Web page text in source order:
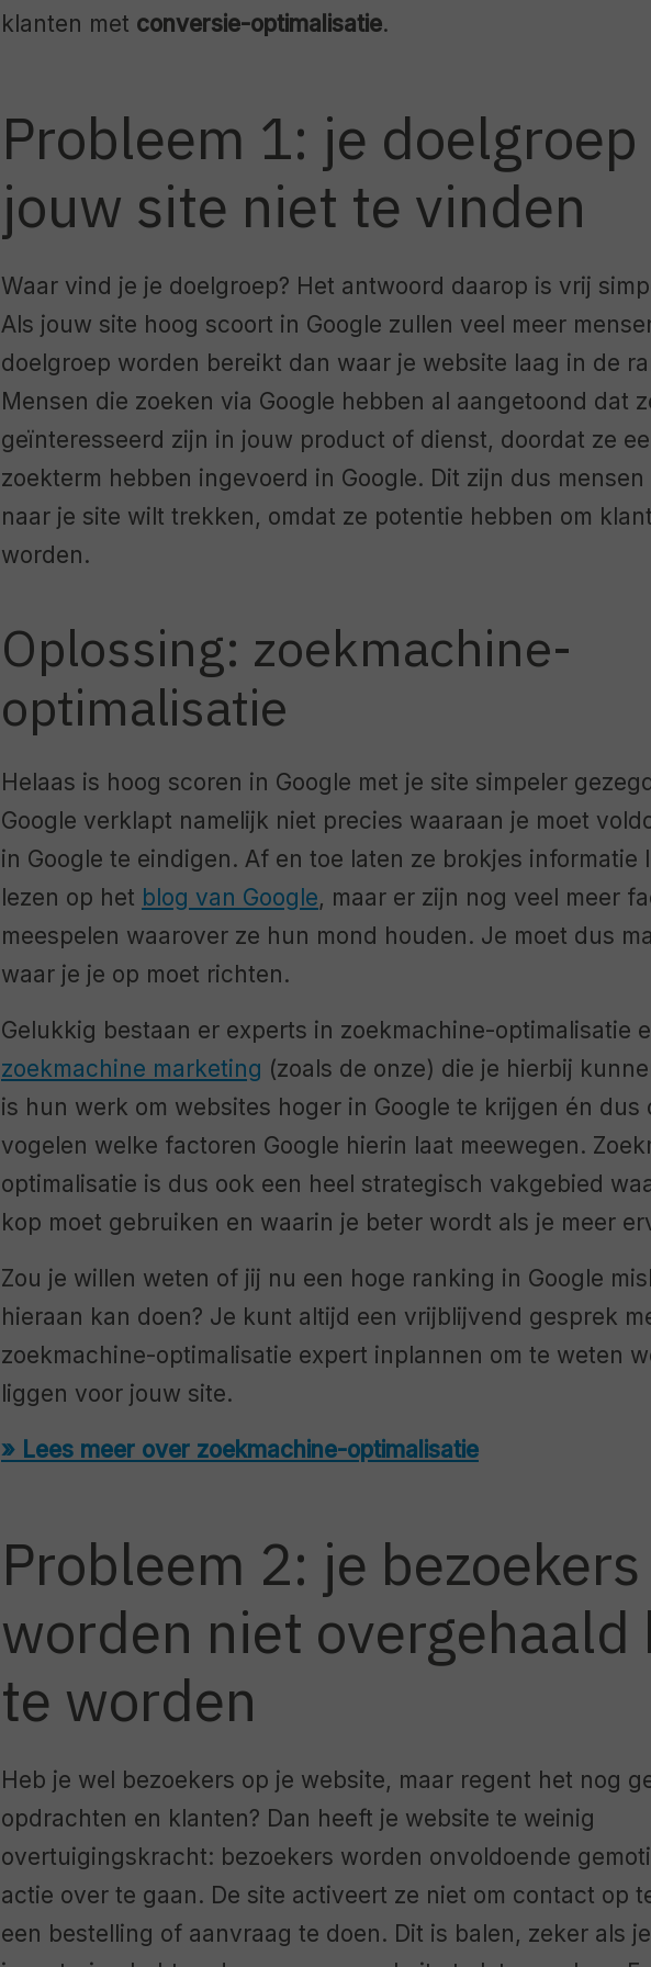
klanten met conversie-optimalisatie.
Probleem 1: je
jouw site niet te vinden
Waar vind je je doelgroep? Het antwoord daarop is vrij
Als jouw site hoog scoort in Google zullen veel meer
doelgroep worden bereikt dan waar je website laag in de
Mensen die zoeken via Google hebben al aangetoond dat
geïnteresseerd zijn in jouw product of dienst, doordat ze
zoekterm hebben ingevoerd in Google. Dit zijn dus
naar je site wilt trekken, omdat ze potentie hebben om
worden.
Oplossing: zoekmachine-
optimalisatie
Helaas is hoog scoren in Google met je site simpeler
Google verklapt namelijk niet precies waaraan je moet
in Google te eindigen. Af en toe laten ze brokjes informatie
lezen op het blog van Google, maar er zijn nog veel meer
meespelen waarover ze hun mond houden. Je moet dus
waar je je op moet richten.
Gelukkig bestaan er experts in zoekmachine-optimalisatie
zoekmachine marketing (zoals de onze) die je hierbij
is hun werk om websites hoger in Google te krijgen én dus
vogelen welke factoren Google hierin laat meewegen.
optimalisatie is dus ook een heel strategisch vakgebied
kop moet gebruiken en waarin je beter wordt als je meer
Zou je willen weten of jij nu een hoge ranking in Google
hieraan kan doen? Je kunt altijd een vrijblijvend gesprek
zoekmachine-optimalisatie expert inplannen om te weten
liggen voor jouw site.
» Lees meer over zoekmachine-optimalisatie
Probleem 2: je bezoekers
worden niet overgehaald
te worden
Heb je wel bezoekers op je website, maar regent het nog
opdrachten en klanten? Dan heeft je website te weinig
overtuigingskracht: bezoekers worden onvoldoende
actie over te gaan. De site activeert ze niet om contact op
een bestelling of aanvraag te doen. Dit is balen, zeker als